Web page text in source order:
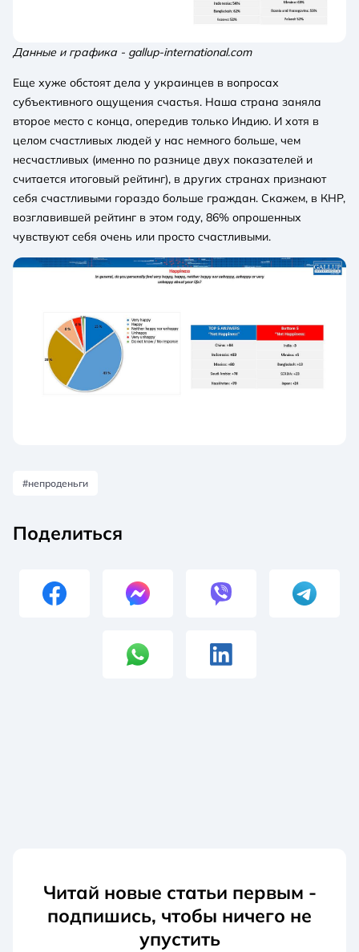
Данные и графика - gallup-international.com
Еще хуже обстоят дела у украинцев в вопросах
субъективного ощущения счастья. Наша страна заняла
второе место с конца, опередив только Индию. И хотя в
целом счастливых людей у нас немного больше, чем
несчастливых (именно по разнице двух показателей и
считается итоговый рейтинг), в других странах признают
себя счастливыми гораздо больше граждан. Скажем, в КНР,
возглавившей рейтинг в этом году, 86% опрошенных
чувствуют себя очень или просто счастливыми.
#непроденьги
Поделиться
Читай новые статьи первым -
подпишись, чтобы ничего не
упустить